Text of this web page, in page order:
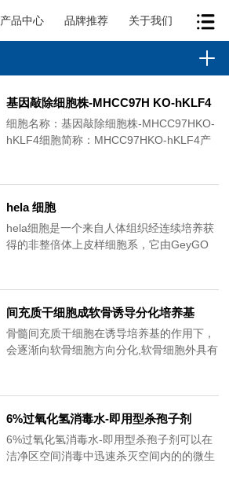
产品中心 品牌推荐 关于我们
基因敲除细胞株-​MHCC97H KO-hKLF4​
细胞名称：基因敲除细胞株-MHCC97HKO-
hKLF4细胞简称：MHCC97HKO-hKLF4产
因：Puro克隆类型：纯合子细胞鉴定：
PCR，测序
hela 细胞
hela细胞是一个来自人体组织经连续培养获
得的非整倍体上皮样细胞系，它由GeyGO
间充质干细胞成软骨​诱导分化培养基
骨髓间充质干细胞在诱导培养基的作用下，
会逐渐向软骨细胞方向分化,软骨细胞外具有
充质干细胞成软骨诱导分化培养基适用于骨
髓间充质干细胞成软骨诱导，能提高诱导效
率。产品特点：产品性能稳定，可提高骨髓
间充质干细胞成软骨诱导效率;同时适用于骨
髓间充质干细胞平面诱导和三维诱导;含染色
​6%过氧化氢消毒水-即用型杀孢子剂
6%过氧化氢消毒水-即用型杀孢子剂可以在
洁净区空间消毒中迅速杀灭空间内的的微生